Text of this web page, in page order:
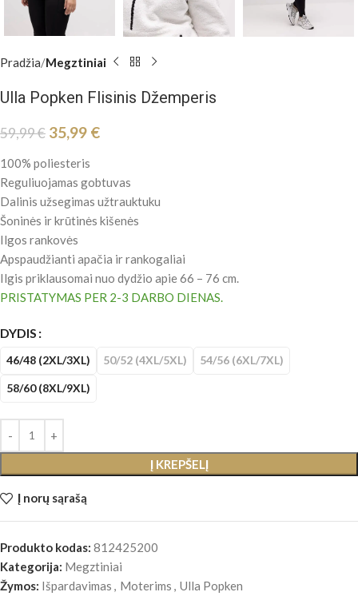
Pradžia Megztiniai
Ulla Popken Flisinis Džemperis
59,99€ 35,99 €
100% poliesteris
Reguliuojamas gobtuvas
Dalinis užsegimas užtrauktuku
Šoninės ir krūtinės kišenės
Ilgos rankovės
Apspaudžianti apačia ir rankogaliai
Ilgis priklausomai nuo dydžio apie 66 – 76 cm.
PRISTATYMAS PER 2-3 DARBO DIENAS.
DYDIS
46/48 (2XL/3XL) 50/52 (4XL/5XL) 54/56 (6XL/7XL)
58/60 (8XL/9XL)
Į KREPŠELĮ
Į norų sąrašą
Produkto kodas: 812425200
Kategorija: Megztiniai
Žymos: Išpardavimas Moterims Ulla Popken